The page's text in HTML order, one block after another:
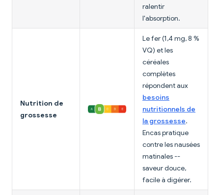
ralentir
l'absorption.
Nutrition de
grossesse
Le fer (1,4 mg, 8 %
VQ) et les
céréales
complètes
répondent aux
besoins
nutritionnels de
la grossesse.
Encas pratique
contre les nausées
matinales --
saveur douce,
facile à digérer.